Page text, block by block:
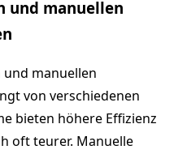
und manuellen
und manuellen
von verschiedenen
bieten höhere Effizienz
oft teurer. Manuelle